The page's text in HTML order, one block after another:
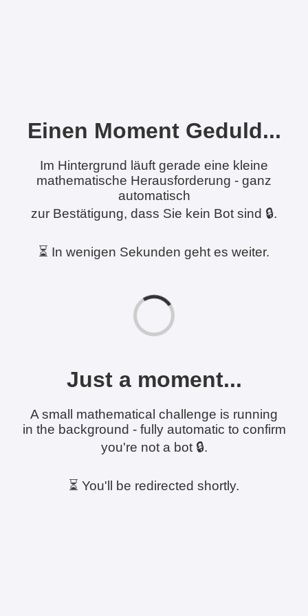
Einen Moment Geduld...
Im Hintergrund läuft gerade eine kleine
mathematische Herausforderung - ganz
automatisch
zur Bestätigung, dass Sie kein Bot sind 🔒.
⏳ In wenigen Sekunden geht es weiter.
Just a moment...
A small mathematical challenge is running
in the background - fully automatic to confirm
you're not a bot 🔒.
⏳ You'll be redirected shortly.